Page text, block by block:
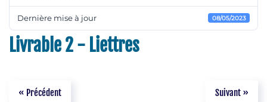
Dernière mise à jour 08/05/2023
Livrable 2 - Liettres
« Précédent Suivant »